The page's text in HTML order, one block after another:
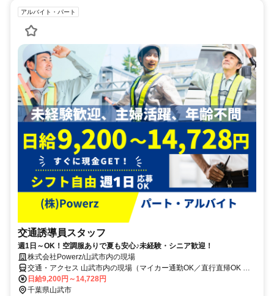
アルバイト・パート
交通誘導員スタッフ
週1日～OK！空調服ありで夏も安心♪未経験・シニア歓迎！
株式会社Powerz/山武市内の現場
交通・アクセス 山武市内の現場（マイカー通勤OK／直行直帰OK ／
交通費は別途全額支給）※他、成田市、佐倉市、匝瑳市、東金市な
ど、通える範囲の現場での勤務も可能です。
日給9,200円～14,728円
千葉県山武市